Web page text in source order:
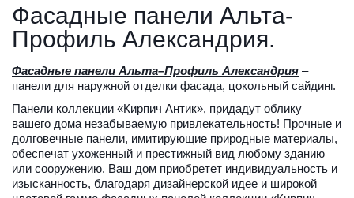
Фасадные панели Альта-
Профиль Александрия.
Фасадные панели Альта–Профиль Александрия –
панели для наружной отделки фасада, цокольный сайдинг.
Панели коллекции «Кирпич Антик», придадут облику
вашего дома незабываемую привлекательность! Прочные и
долговечные панели, имитирующие природные материалы,
обеспечат ухоженный и престижный вид любому зданию
или сооружению. Ваш дом приобретет индивидуальность и
изысканность, благодаря дизайнерской идее и широкой